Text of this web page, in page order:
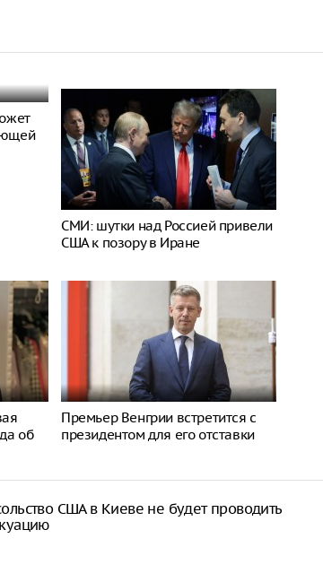
СМИ: шутки над Россией привели
США к позору в Иране
об
Премьер Венгрии встретится с
президентом для его отставки
США в Киеве не будет проводить